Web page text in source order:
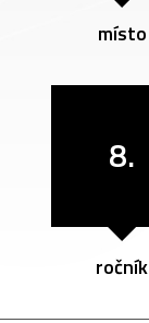
místo
8.
ročník